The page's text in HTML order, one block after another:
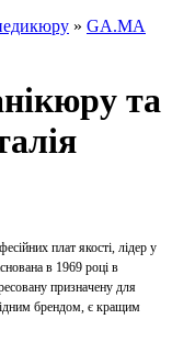
» GA.MA
та
плат якості, лідер у
в 1969 році в
призначену для
брендом, є кращим